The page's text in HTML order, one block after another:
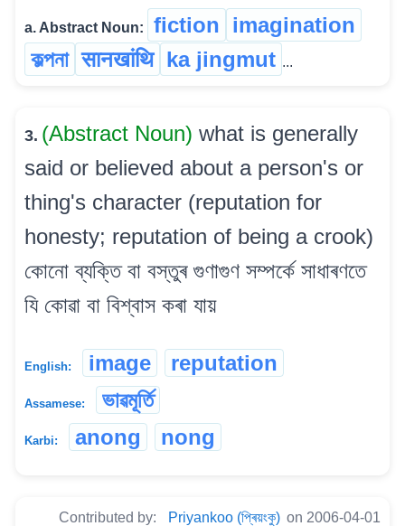
a. Abstract Noun: fiction imagination
কল্পনা सानखांथि ka jingmut ...
3. (Abstract Noun) what is generally
said or believed about a person's or
thing's character (reputation for
honesty; reputation of being a crook)
কোনো ব্যক্তি বা বস্তুৰ গুণাগুণ সম্পৰ্কে সাধাৰণতে
যি কোৱা বা বিশ্বাস কৰা যায়
English: image reputation
Assamese: ভাৱমূৰ্তি
Karbi: anong nong
Contributed by: Priyankoo (প্ৰিয়ংকু) on 2006-04-01